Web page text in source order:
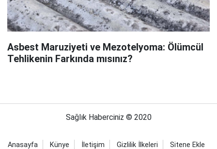
Asbest Maruziyeti ve Mezotelyoma: Ölümcül
Tehlikenin Farkında mısınız?
Sağlık Haberciniz © 2020
Anasayfa Künye İletişim Gizlilik İlkeleri Sitene Ekle